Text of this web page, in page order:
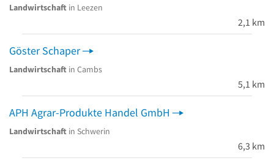
Landwirtschaft in Leezen
2,1 km
Göster Schaper
Landwirtschaft in Cambs
5,1 km
APH Agrar-Produkte Handel GmbH
Landwirtschaft in Schwerin
6,3 km